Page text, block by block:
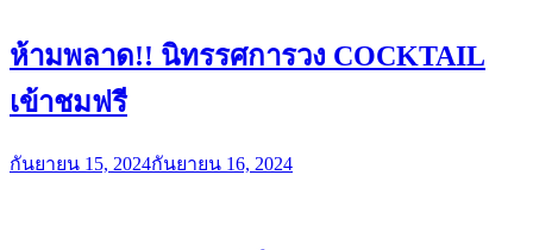
ห้ามพลาด!! นิทรรศการวง COCKTAIL
เข้าชมฟรี
กันยายน 15, 2024กันยายน 16, 2024